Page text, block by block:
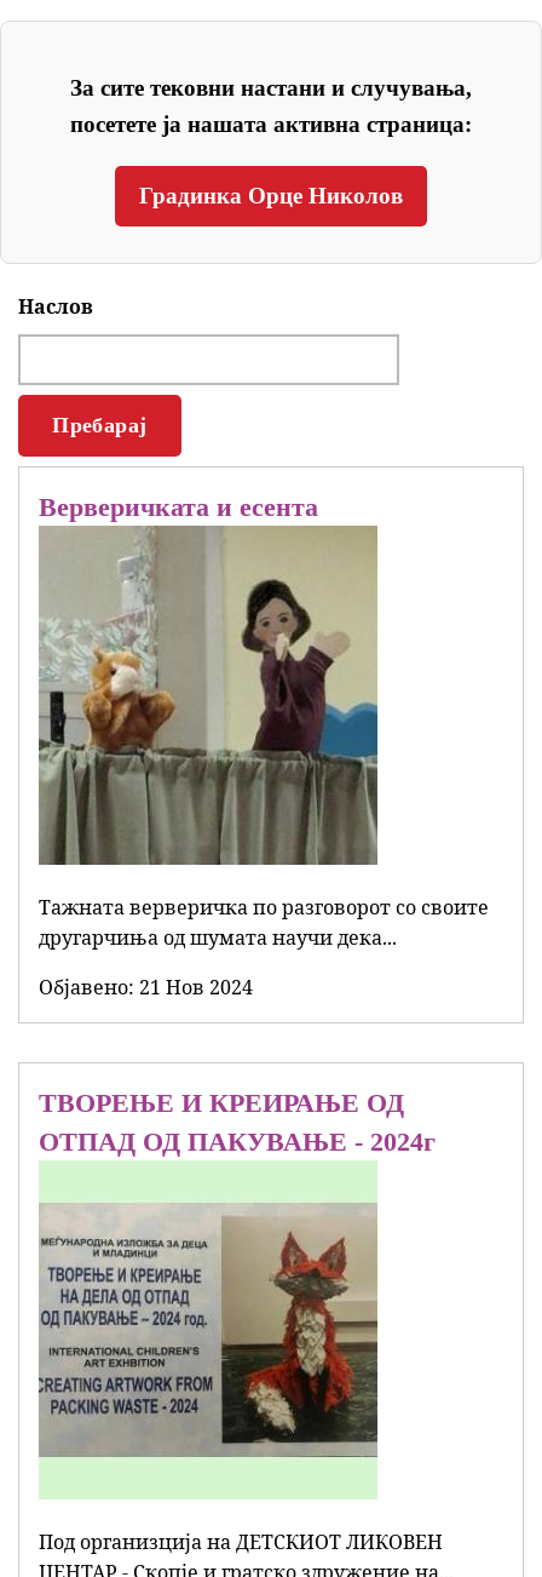
За сите тековни настани и случувања,
посетете ја нашата активна страница:
Градинка Орце Николов
Наслов
Верверичката и есента
Тажната верверичка по разговорот со своите
другарчиња од шумата научи дека...
Објавенo: 21 Нов 2024
ТВОРЕЊЕ И КРЕИРАЊЕ ОД
ОТПАД ОД ПАКУВАЊЕ - 2024г
Под организција на ДЕТСКИОТ ЛИКОВЕН